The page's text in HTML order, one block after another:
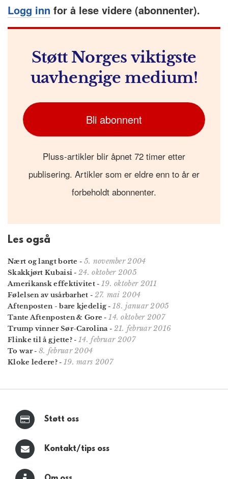
Logg inn for å lese videre (abonnenter).
Støtt Norges viktigste
uavhengige medium!
Bli abonnent
Pluss-artikler blir åpnet 72 timer etter
publisering. Artikler som er eldre enn to år er
forbeholdt abonnenter.
Les også
Nært og langt borte - 5. november 2004
Skakkjørt Kubaisi -24. oktober 2005
Amerikansk effektivitet- 19. oktober 2011
Følelsen av usårbarhet - 27. mai 2004
Aftenposten - bare kjedelig -18. januar 2005
Tante Aftenposten & Gore -14. oktober 2007
Trump vinner Sør-Carolina - 21. februar 2016
Flinke til å gjette? - 14. februar 2007
To war- 8. februar 2004
Kloke ledere?- 19. mars 2007
Støtt oss
Kontakt/tips oss